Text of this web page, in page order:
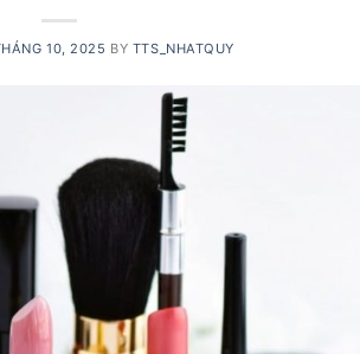
10, 2025 BY TTS_NHATQUY